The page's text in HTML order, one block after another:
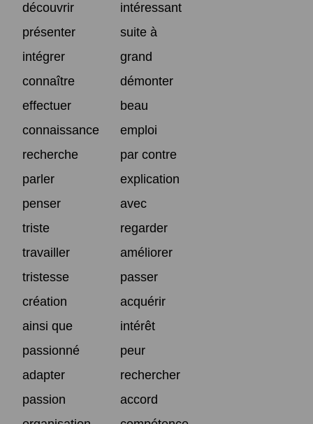
découvrir
intéressant
présenter
suite à
intégrer
grand
connaître
démonter
effectuer
beau
connaissance
emploi
recherche
par contre
parler
explication
penser
avec
triste
regarder
travailler
améliorer
tristesse
passer
création
acquérir
ainsi que
intérêt
passionné
peur
adapter
rechercher
passion
accord